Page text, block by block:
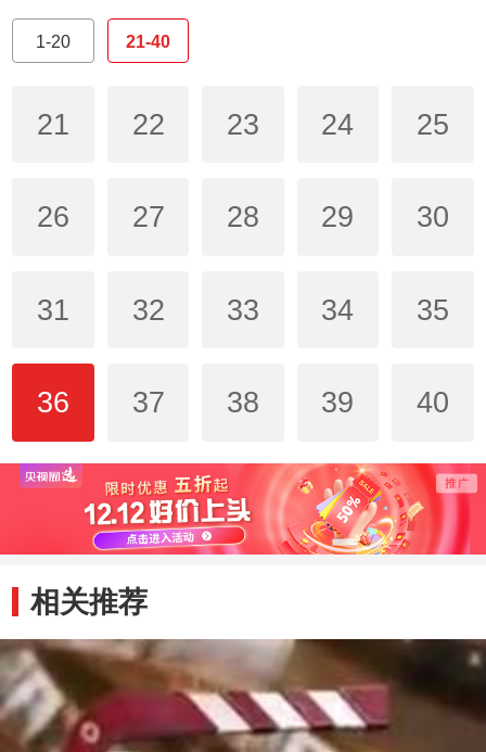
1-20 21-40
21 22 23 24 25
26 27 28 29 30
31 32 33 34 35
36 37 38 39 40
相关推荐